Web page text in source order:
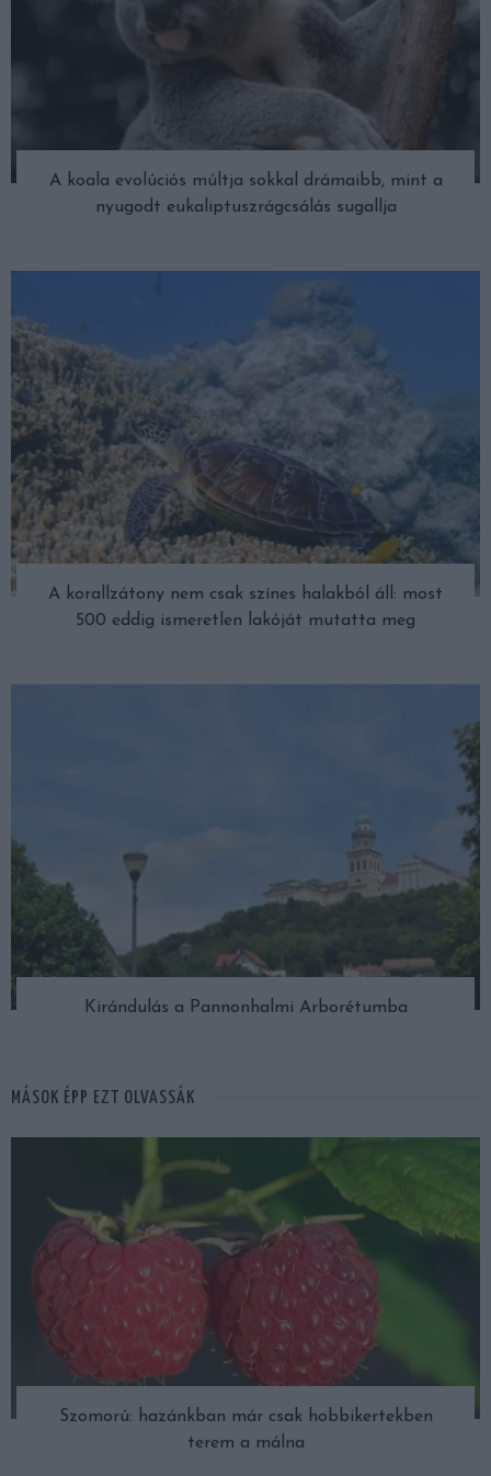
A koala evolúciós múltja sokkal drámaibb, mint a
nyugodt eukaliptuszrágcsálás sugallja
A korallzátony nem csak színes halakból áll: most
500 eddig ismeretlen lakóját mutatta meg
Kirándulás a Pannonhalmi Arborétumba
MÁSOK ÉPP EZT OLVASSÁK
Szomorú: hazánkban már csak hobbikertekben
terem a málna